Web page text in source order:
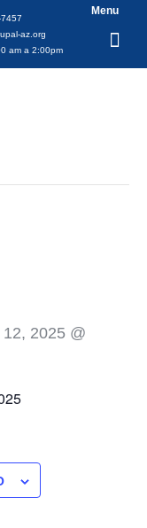
az.org
am a 2:00pm
Menu
12, 2025 @